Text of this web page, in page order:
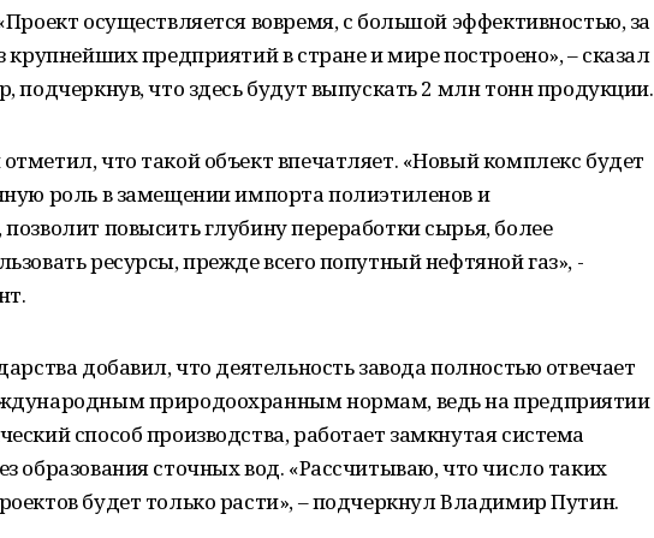
осуществляется вовремя, с большой эффективностью, за
крупнейших предприятий в стране и мире построено», – сказал
подчеркнув, что здесь будут выпускать 2 млн тонн продукции.
что такой объект впечатляет. «Новый комплекс будет
роль в замещении импорта полиэтиленов и
повысить глубину переработки сырья, более
ресурсы, прежде всего попутный нефтяной газ», -
добавил, что деятельность завода полностью отвечает
природоохранным нормам, ведь на предприятии
способ производства, работает замкнутая система
образования сточных вод. «Рассчитываю, что число таких
будет только расти», – подчеркнул Владимир Путин.